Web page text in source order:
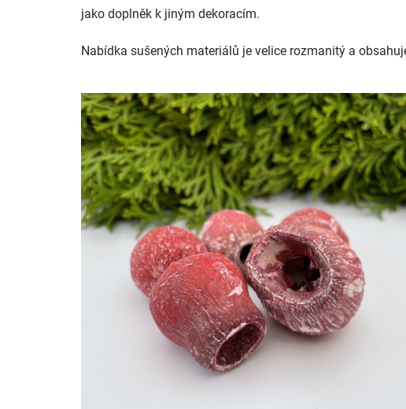
jako doplněk k jiným dekoracím.
Nabídka sušených materiálů je velice rozmanitý a